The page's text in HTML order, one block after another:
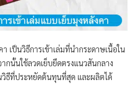
เป็นวิธีการเข้าเล่มที่นำกระดาษเนื้อใน
กนั้นใช้ลวดเย็บยึดตรงแนวสันกลาง
ธีที่ประหยัดต้นทุนที่สุด และผลิตได้